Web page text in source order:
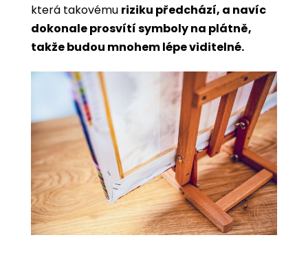
která takovému riziku předchází, a navíc
dokonale prosvítí symboly na plátně,
takže budou mnohem lépe viditelné.